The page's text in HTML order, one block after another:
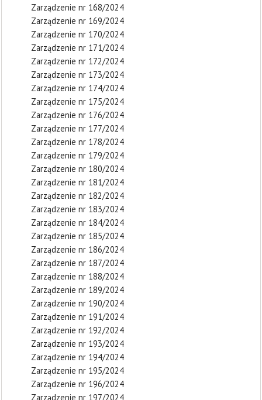
Zarządzenie nr 168/2024
Zarządzenie nr 169/2024
Zarządzenie nr 170/2024
Zarządzenie nr 171/2024
Zarządzenie nr 172/2024
Zarządzenie nr 173/2024
Zarządzenie nr 174/2024
Zarządzenie nr 175/2024
Zarządzenie nr 176/2024
Zarządzenie nr 177/2024
Zarządzenie nr 178/2024
Zarządzenie nr 179/2024
Zarządzenie nr 180/2024
Zarządzenie nr 181/2024
Zarządzenie nr 182/2024
Zarządzenie nr 183/2024
Zarządzenie nr 184/2024
Zarządzenie nr 185/2024
Zarządzenie nr 186/2024
Zarządzenie nr 187/2024
Zarządzenie nr 188/2024
Zarządzenie nr 189/2024
Zarządzenie nr 190/2024
Zarządzenie nr 191/2024
Zarządzenie nr 192/2024
Zarządzenie nr 193/2024
Zarządzenie nr 194/2024
Zarządzenie nr 195/2024
Zarządzenie nr 196/2024
Zarządzenie nr 197/2024